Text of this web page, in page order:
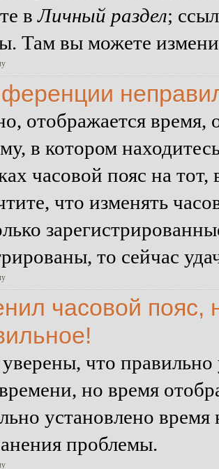
вЛичный раздел;
Там вы можете
отображается время,
в котором
часовой пояс на
что изменять
то сейчас
часовой пояс,
что правильно
но время
установлено
проблемы.